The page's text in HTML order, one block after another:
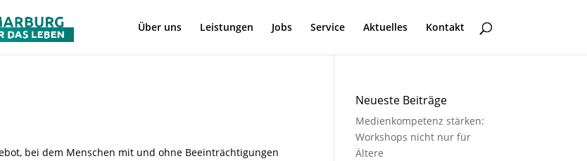
Über uns Leistungen Jobs Service Aktuelles Kontakt
bei dem Menschen mit und ohne Beeinträchtigungen
Neueste Beiträge
Medienkompetenz stärken:
Workshops nicht nur für
Ältere